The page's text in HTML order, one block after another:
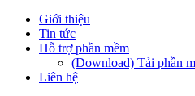
Giới thiệu
Tin tức
Hỗ trợ phần mềm
(Download) Tải phần
Liên hệ